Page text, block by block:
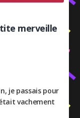
merveille
je passais pour
vachement